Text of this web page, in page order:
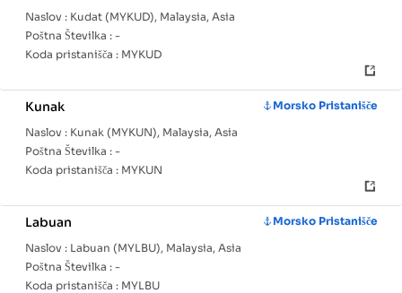
Naslov : Kudat (MYKUD), Malaysia, Asia
Poštna Številka : -
Koda pristanišča : MYKUD
Kunak
Morsko Pristanišče
Naslov : Kunak (MYKUN), Malaysia, Asia
Poštna Številka : -
Koda pristanišča : MYKUN
Labuan
Morsko Pristanišče
Naslov : Labuan (MYLBU), Malaysia, Asia
Poštna Številka : -
Koda pristanišča : MYLBU